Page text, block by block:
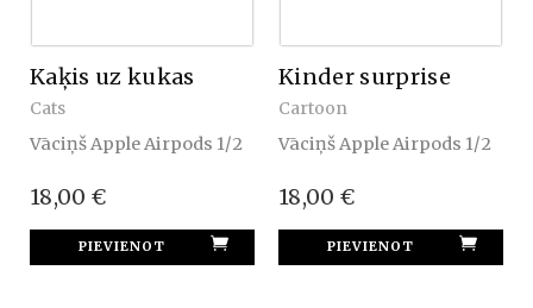
Kaķis uz kukas
Cats
Vāciņš Apple Airpods 1/2
18,00 €
Kinder surprise
Cartoon
Vāciņš Apple Airpods 1/2
18,00 €